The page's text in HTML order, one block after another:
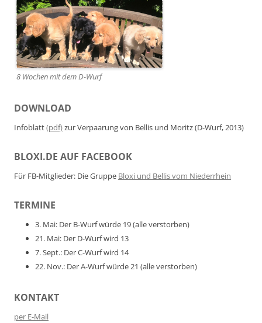
8 Wochen mit dem D-Wurf
DOWNLOAD
Infoblatt(pdf)zur Verpaarung von Bellis und Moritz (D-Wurf, 2013)
BLOXI.DE AUF FACEBOOK
Für FB-Mitglieder: Die Gruppe Bloxi und Bellis vom Niederrhein
TERMINE
3. Mai: Der B-Wurf würde 19 (alle verstorben)
21. Mai: Der D-Wurf wird 13
7. Sept.: Der C-Wurf wird 14
22. Nov.: Der A-Wurf würde 21 (alle verstorben)
KONTAKT
per E-Mail